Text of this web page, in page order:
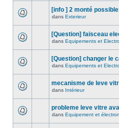
[info ] 2 monté
dans Exterieur
[Question] faisceau
dans Equipements et
[Question] changer le
dans Equipements et
mecanisme de leve
dans Intérieur
probleme leve vitre
dans Equipement et